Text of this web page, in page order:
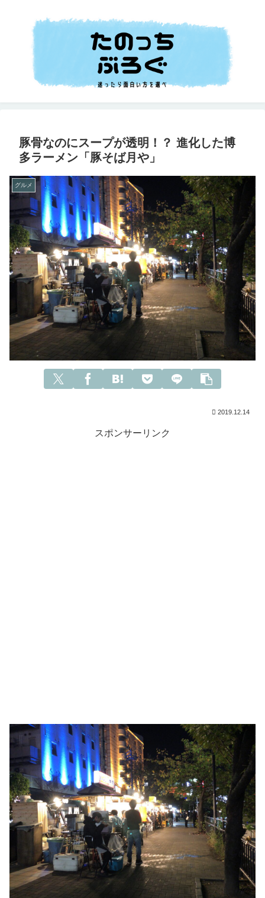
豚骨なのにスープが透明！？ 進化した博
多ラーメン「豚そば月や」
グルメ
2019.12.14
スポンサーリンク